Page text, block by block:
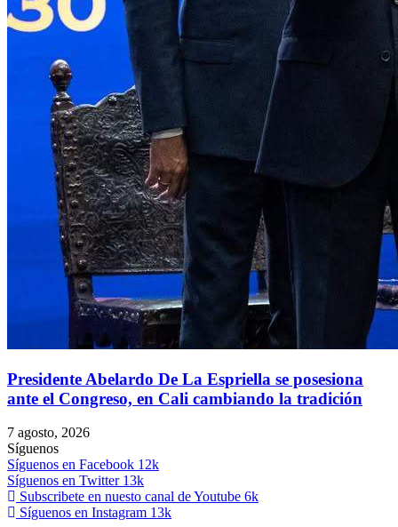
Presidente Abelardo De La Espriella se posesiona
ante el Congreso, en Cali cambiando la tradición
7 agosto, 2026
Síguenos
Síguenos en Facebook 12k
Síguenos en Twitter 13k
Subscribete en nuesto canal de Youtube 6k
Síguenos en Instagram 13k